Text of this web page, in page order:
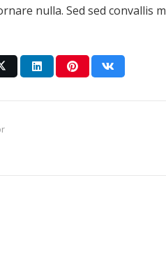
nulla. Sed sed convallis